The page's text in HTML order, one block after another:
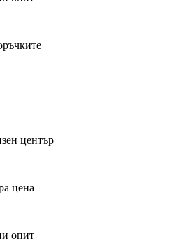
център
цена
опит